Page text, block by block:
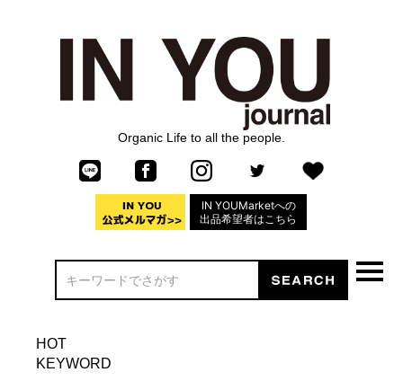
Organic Life to all the people.
IN YOUMarketへの
出品希望者はこちら
HOT
KEYWORD